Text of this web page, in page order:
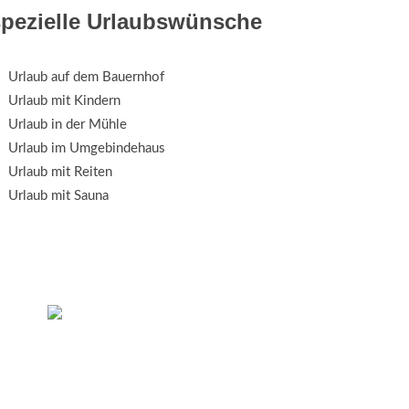
Urlaubswünsche
Urlaub auf dem Bauernhof
Urlaub mit Kindern
Urlaub in der Mühle
Urlaub im Umgebindehaus
Urlaub mit Reiten
Urlaub mit Sauna